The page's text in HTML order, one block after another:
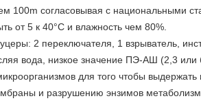
100m согласовывая с национальными
от 5 к 40°C и влажность чем 80%.
2 переключателя, 1 взрыватель,
вода, низкое значение ПЭ-АШ (2,3
для того чтобы
и разрушению энзимов